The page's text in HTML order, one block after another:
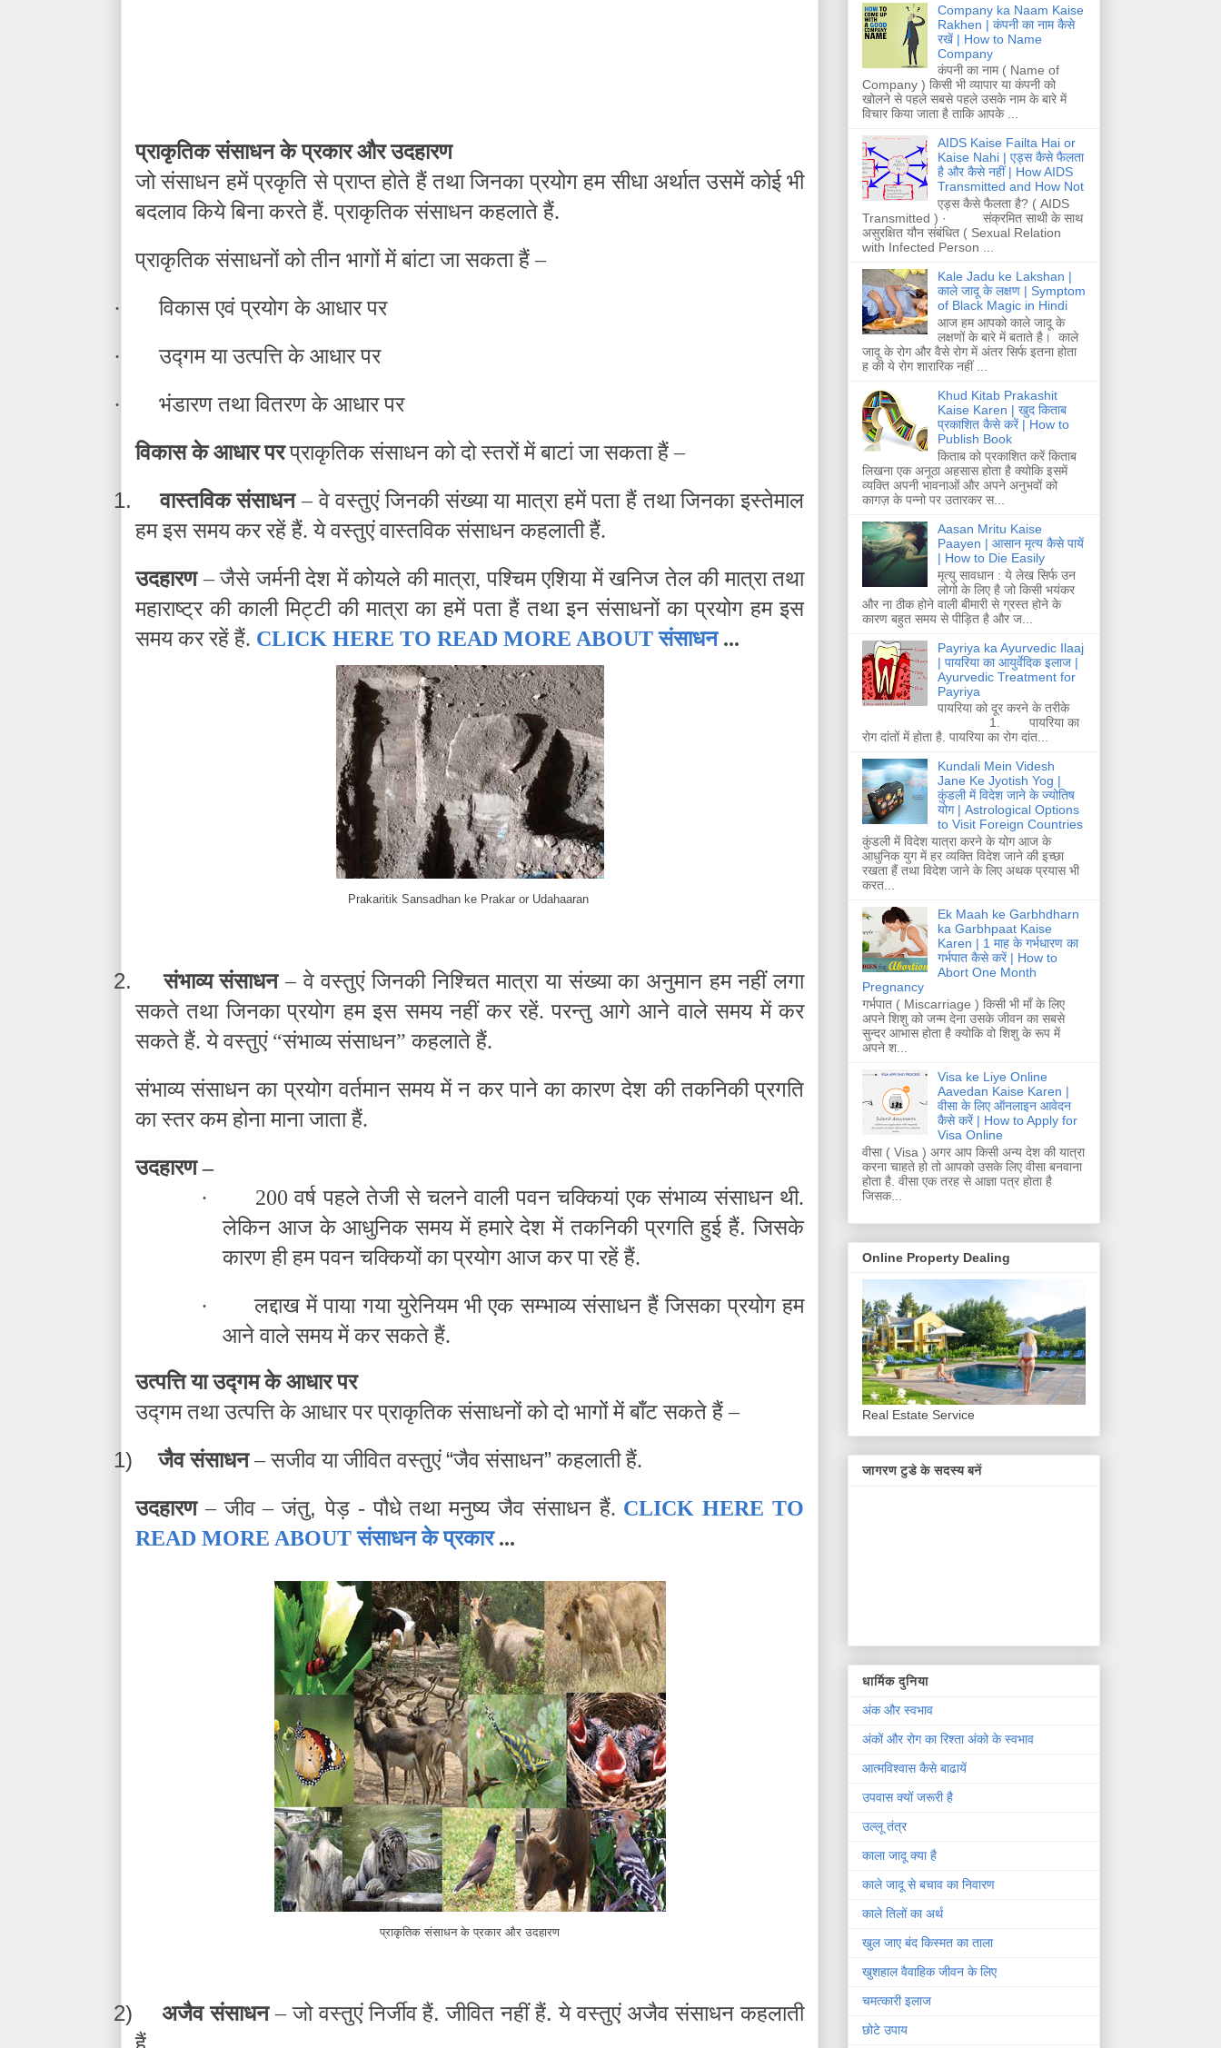
प्राकृतिक संसाधन के प्रकार और उदहारण
जो संसाधन हमें प्रकृति से प्राप्त होते हैं तथा जिनका प्रयोग हम सीधा अर्थात उसमें कोई भी
बदलाव किये बिना करते हैं. प्राकृतिक संसाधन कहलाते हैं.
प्राकृतिक संसाधनों को तीन भागों में बांटा जा सकता हैं –
· विकास एवं प्रयोग के आधार पर
· उद्गम या उत्पत्ति के आधार पर
· भंडारण तथा वितरण के आधार पर
विकास के आधार परप्राकृतिक संसाधन को दो स्तरों में बाटां जा सकता हैं –
1. वास्तविक संसाधन– वे वस्तुएं जिनकी संख्या या मात्रा हमें पता हैं तथा जिनका इस्तेमाल
हम इस समय कर रहें हैं. ये वस्तुएं वास्तविक संसाधन कहलाती हैं.
उदहारण– जैसे जर्मनी देश में कोयले की मात्रा, पश्चिम एशिया में खनिज तेल की मात्रा तथा
महाराष्ट्र की काली मिट्टी की मात्रा का हमें पता हैं तथा इन संसाधनों का प्रयोग हम इस
समय कर रहें हैं. CLICK HERE TO READ MORE ABOUTसंसाधन ...
Prakaritik Sansadhan ke Prakar or Udahaaran
2. संभाव्य संसाधन– वे वस्तुएं जिनकी निश्चित मात्रा या संख्या का अनुमान हम नहीं लगा
सकते तथा जिनका प्रयोग हम इस समय नहीं कर रहें. परन्तु आगे आने वाले समय में कर
सकते हैं. ये वस्तुएं “संभाव्य संसाधन” कहलाते हैं.
संभाव्य संसाधन का प्रयोग वर्तमान समय में न कर पाने का कारण देश की तकनिकी प्रगति
का स्तर कम होना माना जाता हैं.
उदहारण –
·
200 वर्ष पहले तेजी से चलने वाली पवन चक्कियां एक संभाव्य संसाधन थी.
लेकिन आज के आधुनिक समय में हमारे देश में तकनिकी प्रगति हुई हैं. जिसके
कारण ही हम पवन चक्कियों का प्रयोग आज कर पा रहें हैं.
·
लद्दाख में पाया गया युरेनियम भी एक सम्भाव्य संसाधन हैं जिसका प्रयोग हम
आने वाले समय में कर सकते हैं.
उत्पत्ति या उद्गम के आधार पर
उद्गम तथा उत्पत्ति के आधार पर प्राकृतिक संसाधनों को दो भागों में बाँट सकते हैं –
1) जैव संसाधन– सजीव या जीवित वस्तुएं“जैव संसाधन” कहलाती हैं.
उदहारण– जीव – जंतु,पेड़ - पौधे तथा मनुष्य जैव संसाधन हैं. CLICK HERE TO
READ MORE ABOUTसंसाधन के प्रकार...
प्राकृतिक संसाधन के प्रकार और उदहारण
2) अजैव संसाधन– जो वस्तुएं निर्जीव हैं. जीवित नहीं हैं. ये वस्तुएं अजैव संसाधन कहलाती
Company ka Naam Kaise
Rakhen | कंपनी का नाम कैसे
रखें | How to Name
Company
कंपनी का नाम ( Name of
Company ) किसी भी व्यापार या कंपनी को
खोलने से पहले सबसे पहले उसके नाम के बारे में
विचार किया जाता है ताकि आपके ...
AIDS Kaise Failta Hai or
Kaise Nahi | एड्स कैसे फैलता
है और कैसे नहीं | How AIDS
Transmitted and How Not
एड्स कैसे फैलता है? ( AIDS
Transmitted ) · संक्रमित साथी के साथ
असुरक्षित यौन संबंधित ( Sexual Relation
with Infected Person ...
Kale Jadu ke Lakshan |
काले जादू के लक्षण | Symptom
of Black Magic in Hindi
आज हम आपको काले जादू के
लक्षणों के बारे में बताते है। काले
जादू के रोग और वैसे रोग में अंतर सिर्फ इतना होता
ह की ये रोग शारारिक नहीं ...
Khud Kitab Prakashit
Kaise Karen | खुद किताब
प्रकाशित कैसे करें | How to
Publish Book
किताब को प्रकाशित करें किताब
लिखना एक अनूठा अहसास होता है क्योकि इसमें
व्यक्ति अपनी भावनाओं और अपने अनुभवों को
कागज़ के पन्नो पर उतारकर स...
Aasan Mritu Kaise
Paayen | आसान मृत्य कैसे पायें
| How to Die Easily
मृत्यु सावधान : ये लेख सिर्फ उन
लोगो के लिए है जो किसी भयंकर
और ना ठीक होने वाली बीमारी से ग्रस्त होने के
कारण बहुत समय से पीड़ित है और ज...
Payriya ka Ayurvedic Ilaaj
| पायरिया का आयुर्वेदिक इलाज |
Ayurvedic Treatment for
Payriya
पायरिया को दूर करने के तरीके
1. पायरिया का
रोग दांतों में होता है. पायरिया का रोग दांत...
Kundali Mein Videsh
Jane Ke Jyotish Yog |
कुंडली में विदेश जाने के ज्योतिष
योग | Astrological Options
to Visit Foreign Countries
कुंडली में विदेश यात्रा करने के योग आज के
आधुनिक युग में हर व्यक्ति विदेश जाने की इच्छा
रखता हैं तथा विदेश जाने के लिए अथक प्रयास भी
करत...
Ek Maah ke Garbhdharn
ka Garbhpaat Kaise
Karen | 1 माह के गर्भधारण का
गर्भपात कैसे करें | How to
Abort One Month
Pregnancy
गर्भपात ( Miscarriage ) किसी भी माँ के लिए
अपने शिशु को जन्म देना उसके जीवन का सबसे
सुन्दर आभास होता है क्योकि वो शिशु के रूप में
अपने श...
Visa ke Liye Online
Aavedan Kaise Karen |
वीसा के लिए ऑनलाइन आवेदन
कैसे करें | How to Apply for
Visa Online
वीसा ( Visa ) अगर आप किसी अन्य देश की यात्रा
करना चाहते हो तो आपको उसके लिए वीसा बनवाना
होता है. वीसा एक तरह से आज्ञा पत्र होता है
जिसक...
Online Property Dealing
Real Estate Service
जागरण टुडे के सदस्य बनें
धार्मिक दुनिया
अंक और स्वभाव
अंकों और रोग का रिश्ता अंको के स्वभाव
आत्मविश्वास कैसे बाढायें
उपवास क्यों जरूरी है
उल्लू तंत्र
काला जादू क्या है
काले जादू से बचाव का निवारण
काले तिलों का अर्थ
खुल जाए बंद किस्मत का ताला
खुशहाल वैवाहिक जीवन के लिए
चमत्कारी इलाज
छोटे उपाय